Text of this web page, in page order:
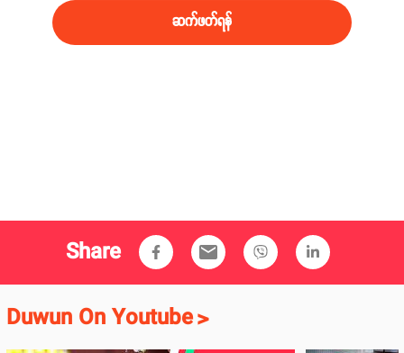
ဆက်ဖတ်ရန်
Share email
Duwun On Youtube>